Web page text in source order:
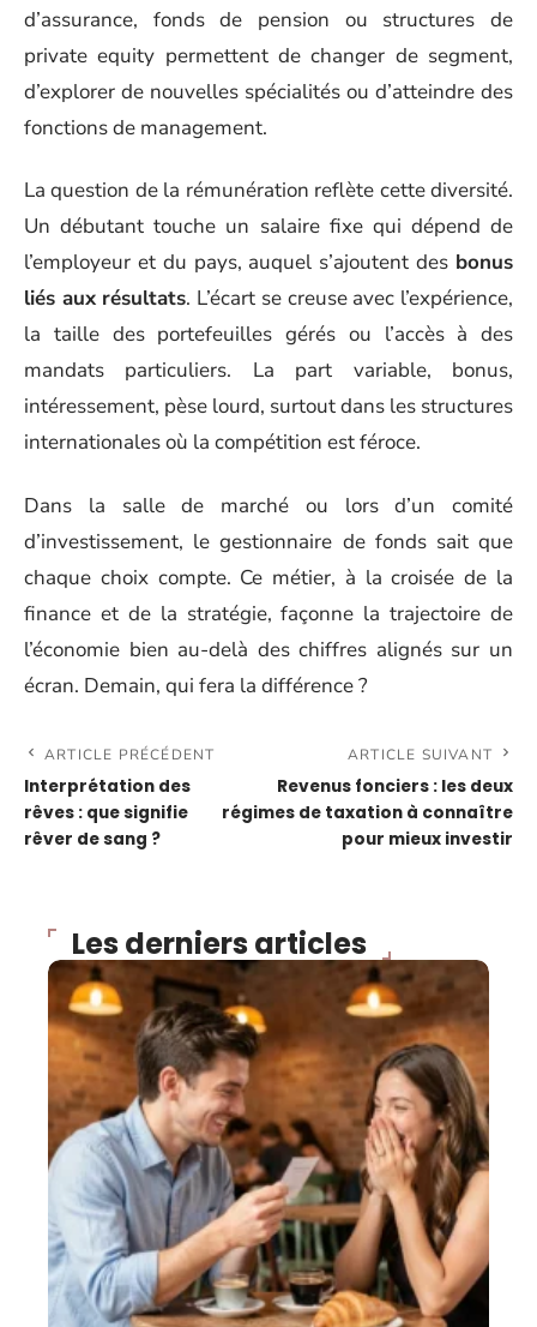
d’assurance, fonds de pension ou structures de
private equity permettent de changer de segment,
d’explorer de nouvelles spécialités ou d’atteindre des
fonctions de management.
La question de la rémunération reflète cette diversité.
Un débutant touche un salaire fixe qui dépend de
l’employeur et du pays, auquel s’ajoutent des bonus
liés aux résultats. L’écart se creuse avec l’expérience,
la taille des portefeuilles gérés ou l’accès à des
mandats particuliers. La part variable, bonus,
intéressement, pèse lourd, surtout dans les structures
internationales où la compétition est féroce.
Dans la salle de marché ou lors d’un comité
d’investissement, le gestionnaire de fonds sait que
chaque choix compte. Ce métier, à la croisée de la
finance et de la stratégie, façonne la trajectoire de
l’économie bien au-delà des chiffres alignés sur un
écran. Demain, qui fera la différence ?
ARTICLE PRÉCÉDENT
Interprétation des
rêves : que signifie
rêver de sang ?
ARTICLE SUIVANT
Revenus fonciers : les deux
régimes de taxation à connaître
pour mieux investir
Les derniers articles